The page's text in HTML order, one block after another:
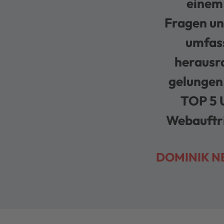
Fragen
TOP 5
DOMINIK